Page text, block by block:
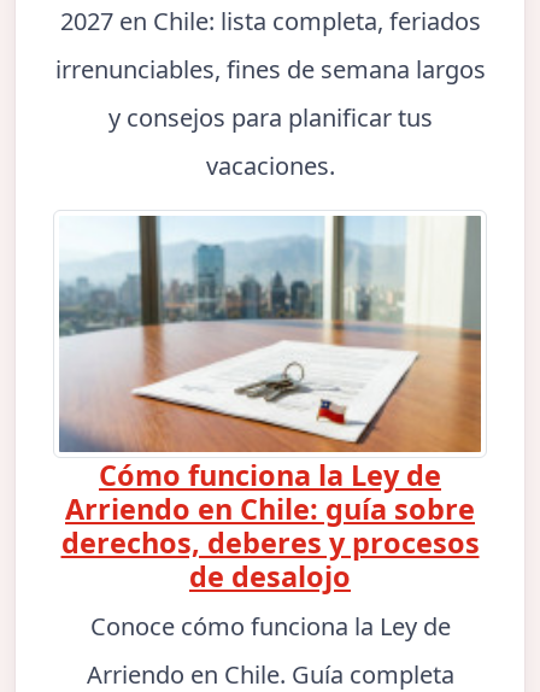
2027 en Chile: lista completa, feriados
irrenunciables, fines de semana largos
y consejos para planificar tus
vacaciones.
Cómo funciona la Ley de
Arriendo en Chile: guía sobre
derechos, deberes y procesos
de desalojo
Conoce cómo funciona la Ley de
Arriendo en Chile. Guía completa